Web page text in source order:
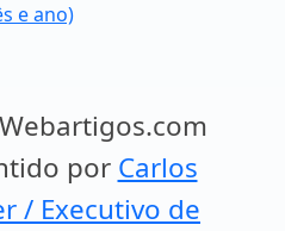
e ano)
por Carlos
/ Executivo de